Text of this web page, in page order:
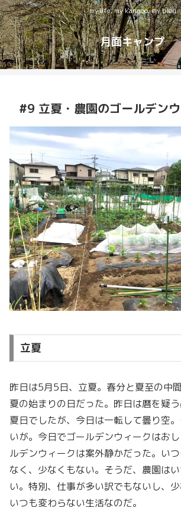
my life, my kangoo, my blog
月面キャンプ
#9 立夏・農園のゴールデン
立夏
昨日は5月5日、立夏。春分と夏至の中間
夏の始まりの日だった。昨日は暦を疑
夏日でしたが、今日は一転して曇り空
いが。今日でゴールデンウィークはお
ルデンウィークは案外静かだった。い
なく、少なくもない。そうだ、農園は
い。特別、仕事が多い訳でもないし、少
いつも変わらない生活なのだ。